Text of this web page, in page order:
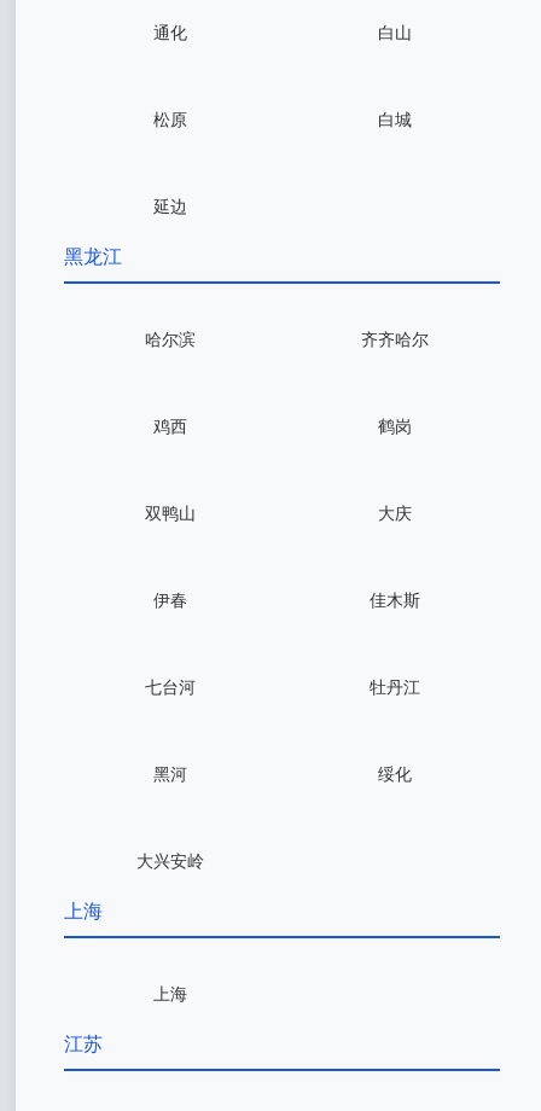
通化 白山
松原 白城
延边
黑龙江
哈尔滨 齐齐哈尔
鸡西 鹤岗
双鸭山 大庆
伊春 佳木斯
七台河 牡丹江
黑河 绥化
大兴安岭
上海
上海
江苏